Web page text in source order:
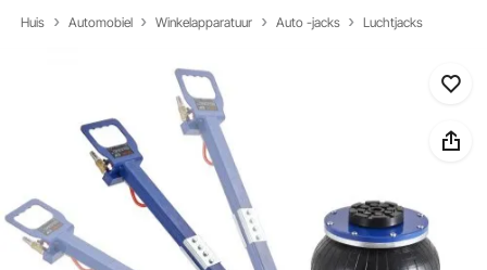
Huis Automobiel Winkelapparatuur Auto -jacks Luchtjacks